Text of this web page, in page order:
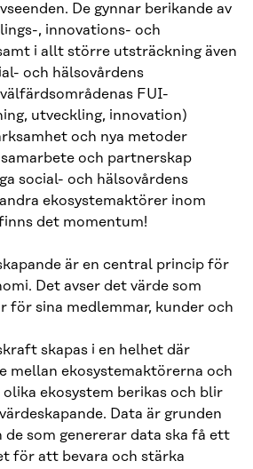
De gynnar berikande av
, innovations- och
i allt större utsträckning även
och hälsovårdens
FUI-
utveckling, innovation)
och nya metoder
och partnerskap
social- och hälsovårdens
ekosystemaktörer inom
det momentum!
är en central princip för
Det avser det värde som
för sina medlemmar, kunder och
skapas i en helhet där
mellan ekosystemaktörerna och
ekosystem berikas och blir
Data är grunden
som genererar data ska få ett
för att bevara och stärka